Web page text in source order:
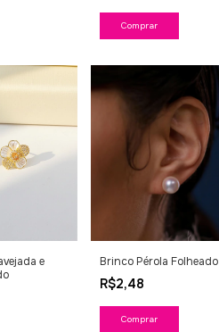
Comprar
e
Brinco Pérola Folheado
R$2,48